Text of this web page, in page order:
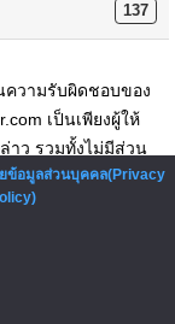
137
ความรับผิดชอบของ
เป็นเพียงผู้ให้
าว รวมทั้งไม่มีส่วน
หมายได้ กรุณาใช้
นค้าทุกครั้ง
ข้อมูลส่วนบุคคล(Privacy